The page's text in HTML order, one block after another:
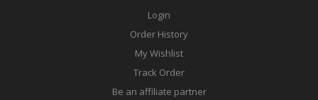
Login
Order History
My Wishlist
Track Order
Be an affiliate partner